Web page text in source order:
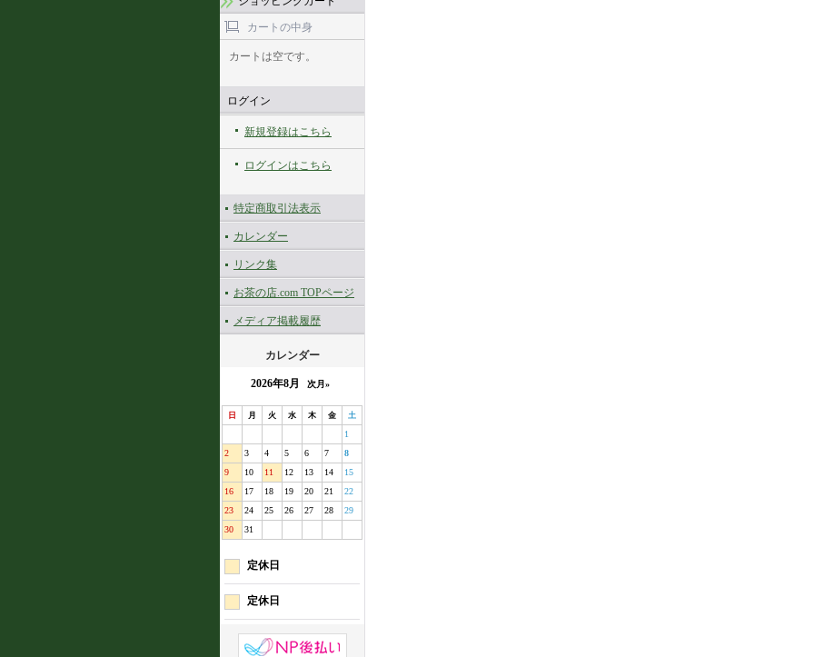
カートの中身
カートは空です。
ログイン
新規登録はこちら
ログインはこちら
特定商取引法表示
カレンダー
リンク集
お茶の店.com TOPページ
メディア掲載履歴
カレンダー
2026年8月 次月»
日 月 火 水 木 金 土
1
2
3 4 5 6 7
8
9
10 11 12 13 14
15
16
17 18 19 20 21
22
23
24 25 26 27 28
29
30
31
定休日
定休日